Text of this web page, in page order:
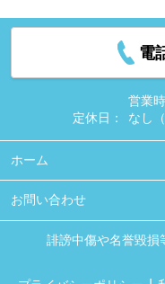
電
営業
定休日：
なし
ホーム
お問い合わせ
誹謗中傷や名誉毀損